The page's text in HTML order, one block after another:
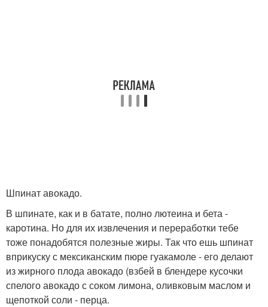
Шпинат авокадо.
В шпинате, как и в батате, полно лютеина и бета -
каротина. Но для их извлечения и переработки тебе
тоже понадобятся полезные жиры. Так что ешь шпинат
вприкуску с мексиканским пюре гуакамоле - его делают
из жирного плода авокадо (взбей в блендере кусочки
спелого авокадо с соком лимона, оливковым маслом и
щепоткой соли - перца.